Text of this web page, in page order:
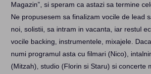
Magazin”, si speram ca astazi sa termine
Ne propusesem sa finalizam vocile de lead
noi, solistii, sa intram in vacanta, iar restul
vocile backing, instrumentele, mixajele.
numi programul asta cu filmari (Nico),
(Mitzah), studio (Florin si Staru) si concerte